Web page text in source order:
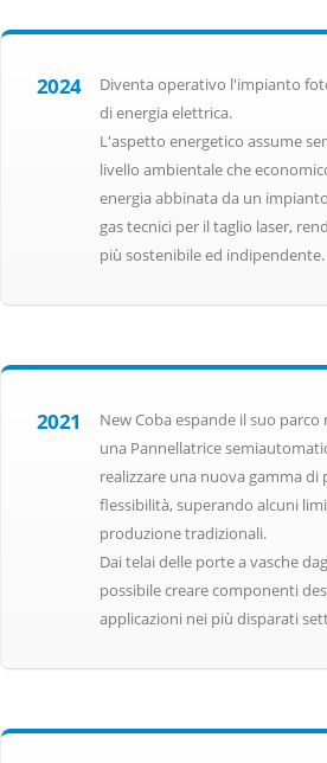
2024
Diventa operativo l'impianto
di energia elettrica.
L'aspetto energetico assume
livello ambientale che
energia abbinata da un
gas tecnici per il taglio laser,
più sostenibile ed indipendente.
2021
New Coba espande il suo
una Pannellatrice
realizzare una nuova gamma di
flessibilità, superando alcuni
produzione tradizionali.
Dai telai delle porte a vasche
possibile creare componenti
applicazioni nei più disparati